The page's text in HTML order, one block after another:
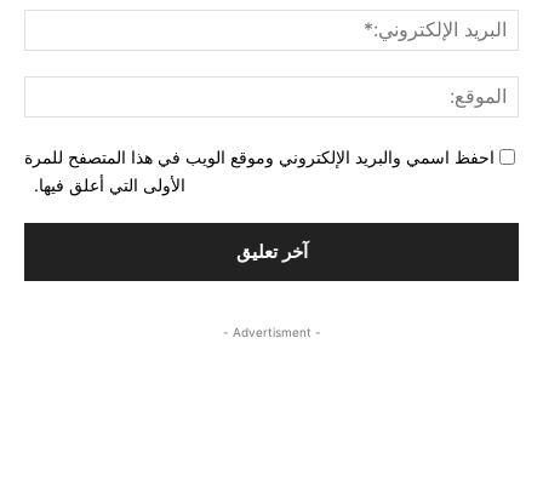
احفظ اسمي والبريد الإلكتروني وموقع الويب في هذا المتصفح للمرة
الأولى التي أعلق فيها.
- Advertisment -